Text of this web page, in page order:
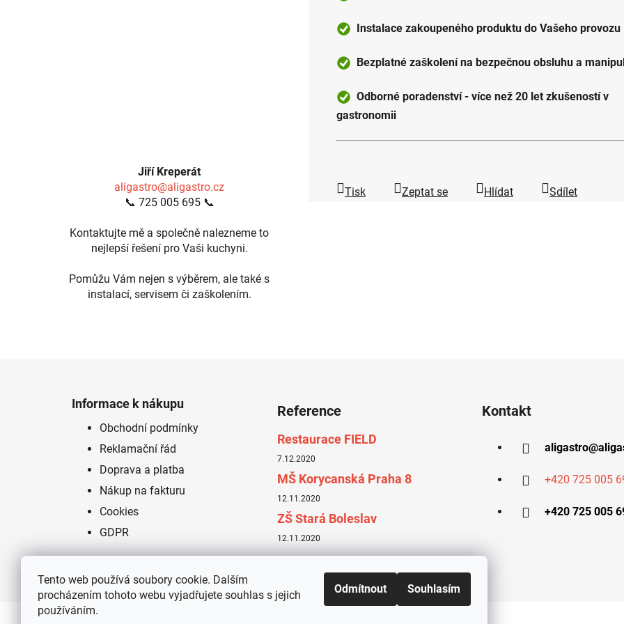
Tento web používá soubory cookie. Dalším
procházením tohoto webu vyjadřujete souhlas s jejich
používáním.
Odmítnout Souhlasím
Jiří Kreperát
aligastro@aligastro.cz
📞 725 005 695 📞
Kontaktujte mě a společně nalezneme to
nejlepší řešení pro Vaši kuchyni.
Pomůžu Vám nejen s výběrem, ale také s
instalací, servisem či zaškolením.
Instalace zakoupeného produktu do Vašeho provozu
Bezplatné zaškolení na bezpečnou obsluhu a
Odborné poradenství - více než 20 let zkušeností v
gastronomii
Tisk Zeptat se Hlídat Sdílet
Informace k nákupu
Obchodní podmínky
Reklamační řád
Doprava a platba
Nákup na fakturu
Cookies
GDPR
Reference
Restaurace FIELD
7.12.2020
MŠ Korycanská Praha 8
12.11.2020
ZŠ Stará Boleslav
12.11.2020
Kontakt
aligastro@
+420 725 005
+420 725 005